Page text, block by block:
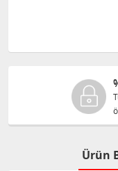
Ürün